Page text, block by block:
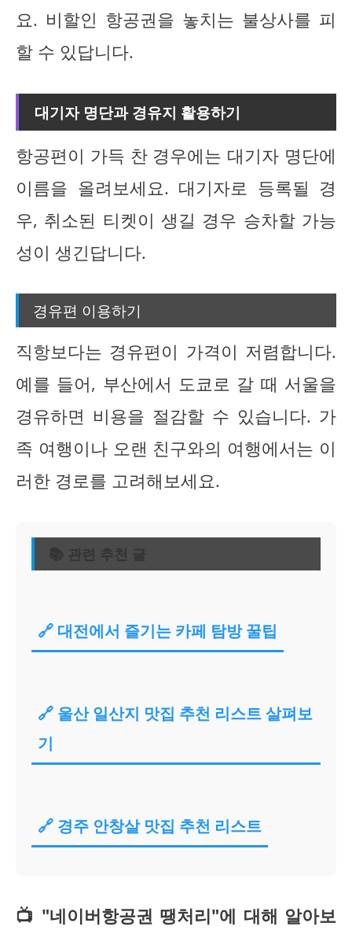
요. 비할인 항공권을 놓치는 불상사를 피
할 수 있답니다.
대기자 명단과 경유지 활용하기
항공편이 가득 찬 경우에는 대기자 명단에
이름을 올려보세요. 대기자로 등록될 경
우, 취소된 티켓이 생길 경우 승차할 가능
성이 생긴답니다.
경유편 이용하기
직항보다는 경유편이 가격이 저렴합니다.
예를 들어, 부산에서 도쿄로 갈 때 서울을
경유하면 비용을 절감할 수 있습니다. 가
족 여행이나 오랜 친구와의 여행에서는 이
러한 경로를 고려해보세요.
📚 관련 추천 글
🔗 대전에서 즐기는 카페 탐방 꿀팁
🔗 울산 일산지 맛집 추천 리스트 살펴보
기
🔗 경주 안창살 맛집 추천 리스트
📺 "네이버항공권 땡처리"에 대해 알아보